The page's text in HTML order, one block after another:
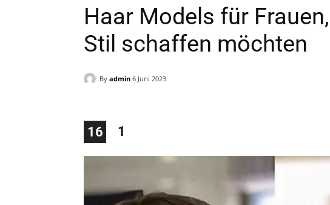
Haar Models für
Stil schaffen möchten
By admin 6 Juni 2023
16 1